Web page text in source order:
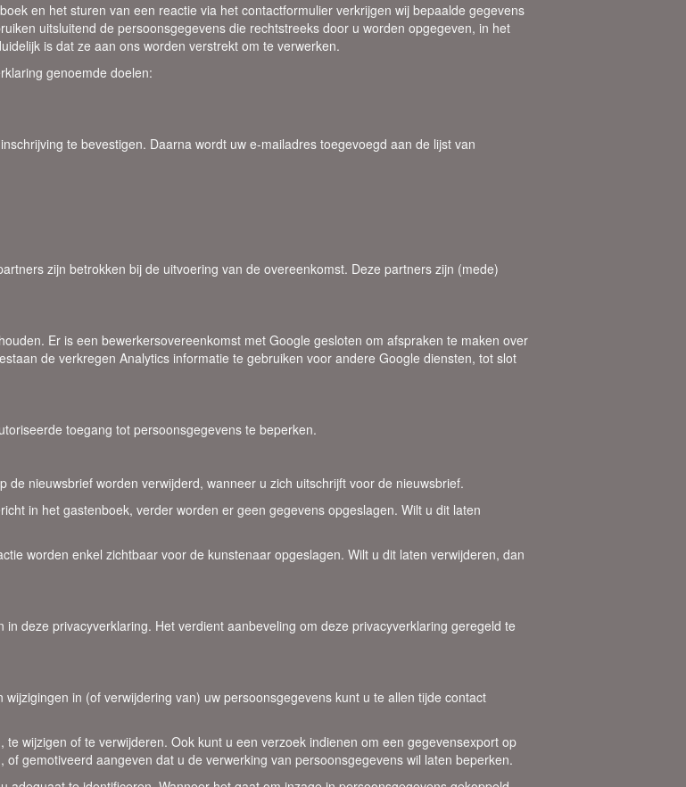
en het sturen van een reactie via het contactformulier verkrijgen wij bepaalde gegevens
uitsluitend de persoonsgegevens die rechtstreeks door u worden opgegeven, in het
is dat ze aan ons worden verstrekt om te verwerken.
genoemde doelen:
te bevestigen. Daarna wordt uw e-mailadres toegevoegd aan de lijst van
zijn betrokken bij de uitvoering van de overeenkomst. Deze partners zijn (mede)
Er is een bewerkersovereenkomst met Google gesloten om afspraken te maken over
de verkregen Analytics informatie te gebruiken voor andere Google diensten, tot slot
toegang tot persoonsgegevens te beperken.
nieuwsbrief worden verwijderd, wanneer u zich uitschrijft voor de nieuwsbrief.
in het gastenboek, verder worden er geen gegevens opgeslagen. Wilt u dit laten
worden enkel zichtbaar voor de kunstenaar opgeslagen. Wilt u dit laten verwijderen, dan
deze privacyverklaring. Het verdient aanbeveling om deze privacyverklaring geregeld te
in (of verwijdering van) uw persoonsgegevens kunt u te allen tijde contact
wijzigen of te verwijderen. Ook kunt u een verzoek indienen om een gegevensexport op
gemotiveerd aangeven dat u de verwerking van persoonsgegevens wil laten beperken.